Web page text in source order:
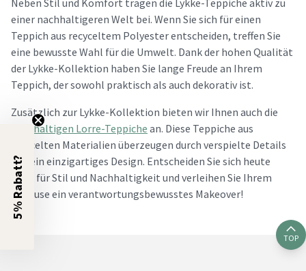
Neben Stil und Komfort tragen die Lykke-Teppiche aktiv zu
einer nachhaltigeren Welt bei. Wenn Sie sich für einen
Teppich aus recyceltem Polyester entscheiden, treffen Sie
eine bewusste Wahl für die Umwelt. Dank der hohen Qualität
der Lykke-Kollektion haben Sie lange Freude an Ihrem
Teppich, der sowohl praktisch als auch dekorativ ist.
Zusätzlich zur Lykke-Kollektion bieten wir Ihnen auch die
nachhaltigen Lorre-Teppiche an. Diese Teppiche aus
recycelten Materialien überzeugen durch verspielte Details
und ein einzigartiges Design. Entscheiden Sie sich heute
noch für Stil und Nachhaltigkeit und verleihen Sie Ihrem
Zuhause ein verantwortungsbewusstes Makeover!
TOP
5% Rabatt?